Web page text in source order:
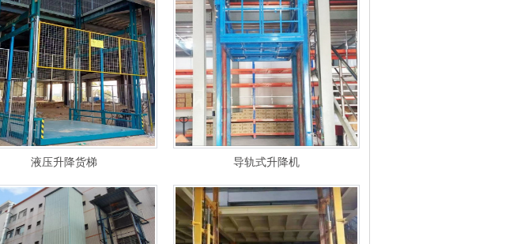
液压升降货梯 导轨式升降机